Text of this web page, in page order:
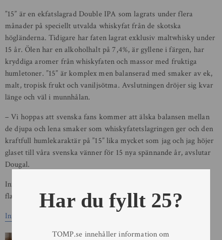
”15” är en ekfatslagrad Double IPA som lagrats under flera
månader på speciellt utvalda whiskyfat från de skotska
högländerna. Tidigare har faten lagrat exklusiv maltwhisky under
15 år. Ölen har en alkoholhalt på 7,4%, är gyllene i färgen, har
kryddiga aromer från whiskyfaten och massor med fruktiga
humletoner. ”15” är komplex men balanserad med smaker av ek,
malt, tropisk frukt och vaniljsötma. Avslutningen dröjer sig kvar
länge och väl i munnhålan.
– Vi hoppas att svenska fans kommer att älska balansen mellan
de djupa och lena smaker som whiskyfatetslagringen ger och den
kraftfull humlekaraktär på ”15” lika mycket som jag och jag höjer
glaset till våra svenska vänner för 15 nya spännande år, avslutar
Dougal.
Innis & Gunn ”15” släpps i en begränsad upplaga om 35 000
flaskor på Systembolaget fredagen den 5 oktober .
Innis & Gunn ”15” på Systembolaget.
Har du fyllt 25?
TOMP.se innehåller information om